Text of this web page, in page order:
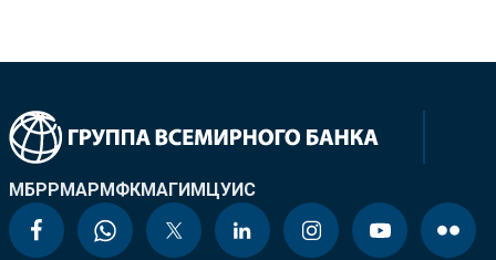
МБРРМАРМФКМАГИМЦУИС